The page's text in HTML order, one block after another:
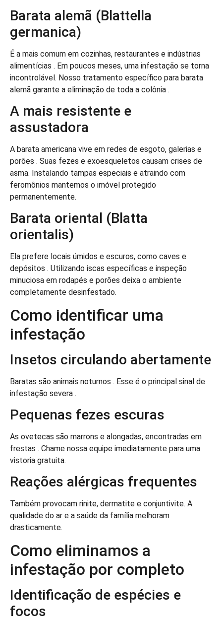
Barata alemã (Blattella
germanica)
É a mais comum em cozinhas, restaurantes e indústrias
alimentícias . Em poucos meses, uma infestação se torna
incontrolável. Nosso tratamento específico para barata
alemã garante a eliminação de toda a colônia .
A mais resistente e
assustadora
A barata americana vive em redes de esgoto, galerias e
porões . Suas fezes e exoesqueletos causam crises de
asma. Instalando tampas especiais e atraindo com
feromônios mantemos o imóvel protegido
permanentemente.
Barata oriental (Blatta
orientalis)
Ela prefere locais úmidos e escuros, como caves e
depósitos . Utilizando iscas específicas e inspeção
minuciosa em rodapés e porões deixa o ambiente
completamente desinfestado.
Como identificar uma
infestação
Insetos circulando abertamente
Baratas são animais noturnos . Esse é o principal sinal de
infestação severa .
Pequenas fezes escuras
As ovetecas são marrons e alongadas, encontradas em
frestas . Chame nossa equipe imediatamente para uma
vistoria gratuita.
Reações alérgicas frequentes
Também provocam rinite, dermatite e conjuntivite. A
qualidade do ar e a saúde da família melhoram
drasticamente.
Como eliminamos a
infestação por completo
Identificação de espécies e
focos